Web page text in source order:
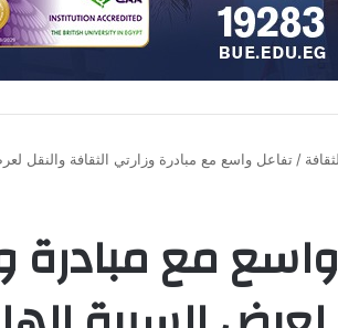
/ تفاعل واسع مع مبادرة وزارتي الثقافة والنقل
مع مبادرة